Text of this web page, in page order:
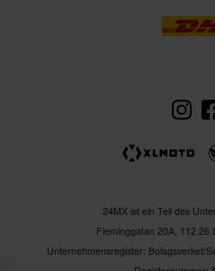
24MX ist ein Teil des
Fleminggatan 20A, 112 26
Unternehmensregister: Bolagsverket/